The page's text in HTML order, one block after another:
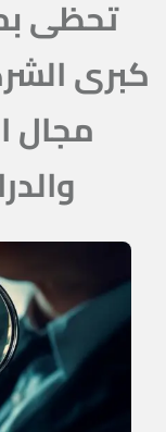
تحظى
كبرى
مجال